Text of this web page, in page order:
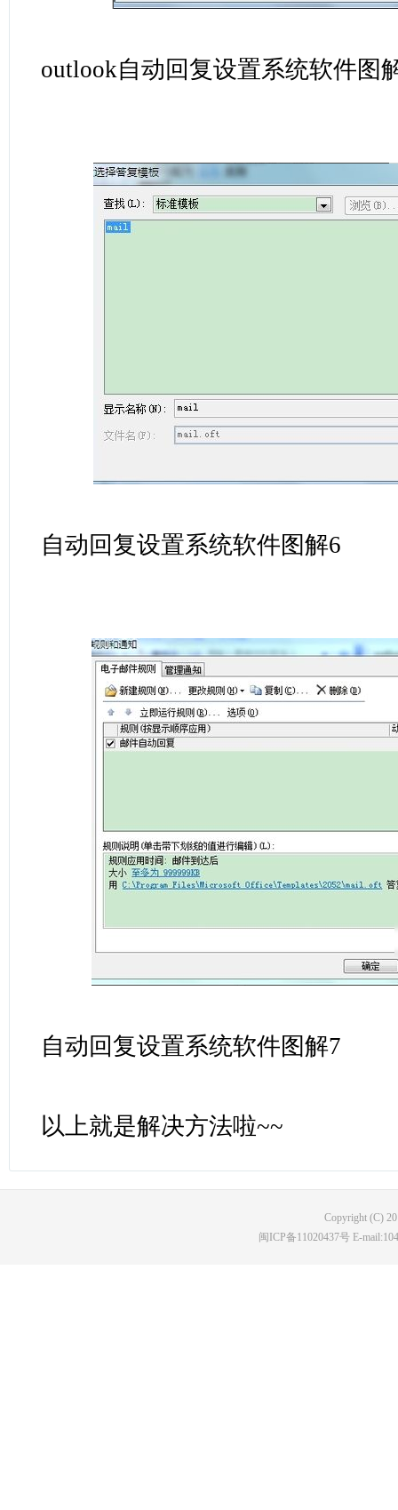
outlook自动回复设置系统软件图
自动回复设置系统软件图解6
自动回复设置系统软件图解7
以上就是解决方法啦~~
Copyright (C)
闽ICP备11020437号 E-